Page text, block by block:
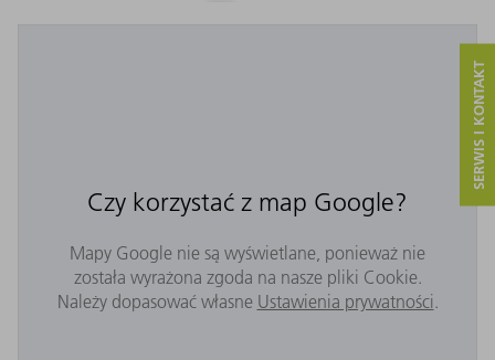
Czy korzystać z map Google?
Mapy Google nie są wyświetlane, ponieważ nie
została wyrażona zgoda na nasze pliki Cookie.
Należy dopasować własne Ustawienia prywatności.
SERWIS I KONTAKT